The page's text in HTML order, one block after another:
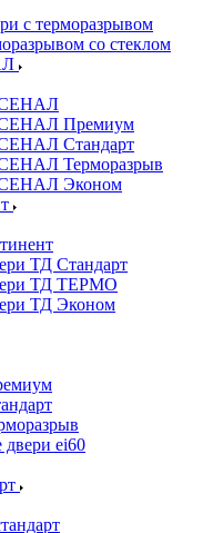
с терморазрывом
со стеклом
Премиум
Стандарт
Терморазрыв
Эконом
ТД Стандарт
ТД ТЕРМО
ТД Эконом
ei60